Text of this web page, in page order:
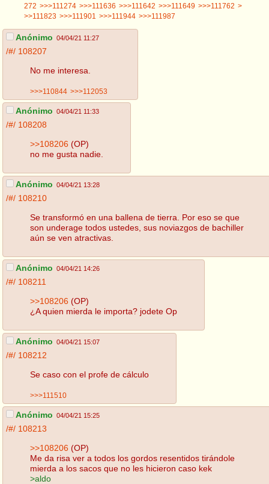
272 >>>111274 >>>111636 >>>111642 >>>111649 >>>111762 >
>>111823 >>>111901 >>>111944 >>>111987
Anónimo 04/04/21 11:27
/#/ 108207
No me interesa.
>>>110844 >>>112053
Anónimo 04/04/21 11:33
/#/ 108208
>>108206 (OP)
no me gusta nadie.
Anónimo 04/04/21 13:28
/#/ 108210
Se transformó en una ballena de tierra. Por eso se que
son underage todos ustedes, sus noviazgos de bachiller
aún se ven atractivas.
Anónimo 04/04/21 14:26
/#/ 108211
>>108206 (OP)
¿A quien mierda le importa? jodete Op
Anónimo 04/04/21 15:07
/#/ 108212
Se caso con el profe de cálculo
>>>111510
Anónimo 04/04/21 15:25
/#/ 108213
>>108206 (OP)
Me da risa ver a todos los gordos resentidos tirándole
mierda a los sacos que no les hicieron caso kek
>aldo